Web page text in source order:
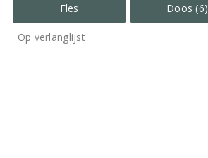
Fles Doos (6)
Op verlanglijst